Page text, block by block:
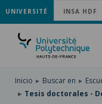
SKIP
TO
MAIN
NAVIGATION
PASAR
AL
CONTENIDO
SKIP
UNIVERSITÉ INSA HDF
Inicio Buscar en
Tesis doctorales -